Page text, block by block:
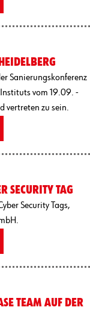
Sanierungskonferenz
vom 19.09. -
vertreten zu sein.
SECURITY TAG
Security Tags,
TEAM AUF DER